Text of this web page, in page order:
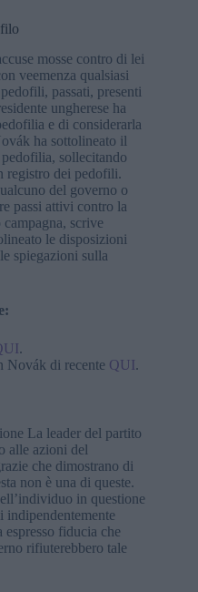
mosse contro di lei
veemenza qualsiasi
passati, presenti
ungherese ha
e di considerarla
ha sottolineato il
sollecitando
registro dei pedofili.
del governo o
passi attivi contro la
scrive
le disposizioni
spiegazioni sulla
.
Novák di recente QUI.
La leader del partito
alle azioni del
che dimostrano di
non è una di queste.
in questione
fiducia che
rifiuterebbero tale